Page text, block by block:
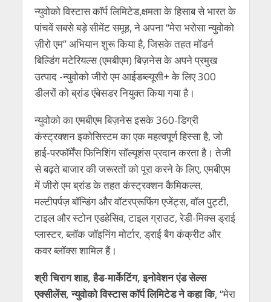
न्युवोको विस्टास कॉर्प लिमिटेड,क्षमता के हिसाब से भारत के
पांचवें सबसे बड़े सीमेंट समूह, ने अपना “मेरा भरोसा न्युवोको
ज़ीरो एम” अभियान शुरू किया है, जिसके तहत मॉडर्न
बिल्डिंग मटेरियल्स (एमबीएम) बिज़नेस के अपने प्रमुख
उत्पाद -न्युवोको जीरो एम आईडब्ल्यूसी+ के लिए 300
डीलरों को ब्रांड एंबेसडर नियुक्त किया गया है।
न्युवोको का एमबीएम बिज़नेस इसके 360-डिग्री
कंस्ट्रक्शन इकोसिस्टम का एक महत्वपूर्ण हिस्सा है, जो
हाई-परफाॅर्मेंस फिनिशिंग साॅल्यूशंस प्रदान करता है। तेजी
से बढ़ते बाजार की जरूरतों को पूरा करने के लिए, एमबीएम
में जीरो एम ब्रांड के तहत कंस्ट्रक्शन कैमिकल्स,
मल्टीपर्पज़ बॉन्डिंग और वॉटरप्रूफिंग एजेंट्स, वॉल पुट्टी,
टाइल और स्टोन एडहेसिव, टाइल ग्राउट, रेडी-मिक्स ड्राई
प्लास्टर, ब्लॉक जॉइनिंग मोर्टार, ड्राई बैग कंक्रीट और
कवर ब्लॉक्स शामिल हैं।
श्री चिराग शाह, हैड-मार्केटिंग, इनोवेशन एंड सेल्स
एक्सीलेंस, न्युवोको विस्टास कॉर्प लिमिटेड ने कहा कि, “मेरा